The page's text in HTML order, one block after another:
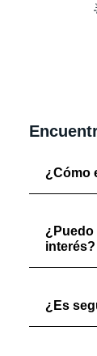
¿Cómo
¿Puedo
interés?
¿Es